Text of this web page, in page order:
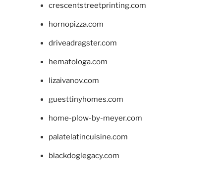
crescentstreetprinting.com
hornopizza.com
driveadragster.com
hematologa.com
lizaivanov.com
guesttinyhomes.com
home-plow-by-meyer.com
palatelatincuisine.com
blackdoglegacy.com